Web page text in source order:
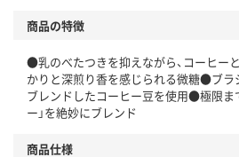
この商品の環境配慮ポイントです。下記
アスクル商品環境スコア詳細／加点項目
商品の特徴
●乳のべたつきを抑えながら、コーヒー
かりと深煎り香を感じられる微糖●ブラ
ブレンドしたコーヒー豆を使用●極限ま
ー」を絶妙にブレンド
商品仕様